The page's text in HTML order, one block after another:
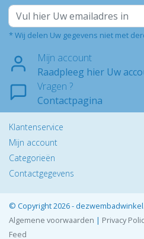
* Wij delen Uw gegevens niet met
Mijn account
Raadpleeg hier Uw
Vragen ?
Contactpagina
Klantenservice
Mijn account
Categorieën
Contactgegevens
© Copyright 2026 -
Algemene voorwaarden | Privacy
Feed